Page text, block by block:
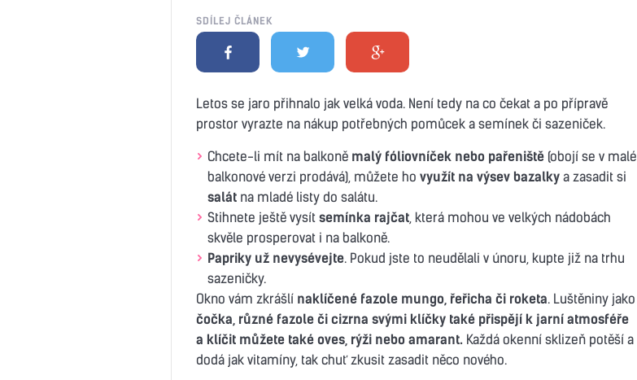
SDÍLEJ ČLÁNEK
Letos se jaro přihnalo jak velká voda. Není tedy na co čekat a po přípravě
prostor vyrazte na nákup potřebných pomůcek a semínek či sazeniček.
Chcete-li mít na balkoně malý fóliovníček nebo pařeniště(obojí se v malé
balkonové verzi prodává), můžete ho využít na výsev bazalkya zasadit si
salátna mladé listy do salátu.
Stihnete ještě vysít semínka rajčat, která mohou ve velkých nádobách
skvěle prosperovat i na balkoně.
Papriky už nevysévejte. Pokud jste to neudělali v únoru, kupte již na trhu
sazeničky.
Okno vám zkrášlí naklíčené fazole mungo, řeřicha či roketa. Luštěniny jako
čočka, různé fazole či cizrna svými klíčky také přispějí k jarní atmosféře
a klíčit můžete také oves, rýži nebo amarant.Každá okenní sklizeň potěší a
dodá jak vitamíny, tak chuť zkusit zasadit něco nového.